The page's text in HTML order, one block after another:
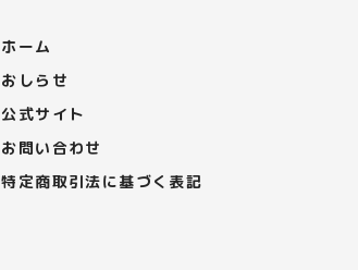
ホーム
おしらせ
公式サイト
お問い合わせ
特定商取引法に基づく表記